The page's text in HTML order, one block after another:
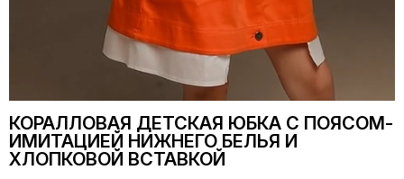
КОРАЛЛОВАЯ ДЕТСКАЯ ЮБКА С ПОЯСОМ-
ИМИТАЦИЕЙ НИЖНЕГО БЕЛЬЯ И
ХЛОПКОВОЙ ВСТАВКОЙ